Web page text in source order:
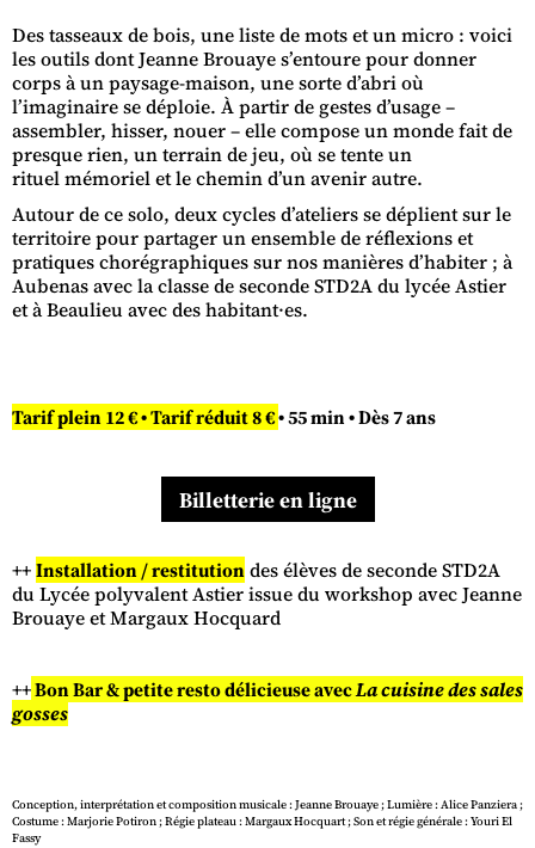
Des tasseaux de bois, une liste de mots et un micro : voici
les outils dont Jeanne Brouaye s’entoure pour donner
corps à un paysage-maison, une sorte d’abri où
l’imaginaire se déploie. À partir de gestes d’usage –
assembler, hisser, nouer – elle compose un monde fait de
presque rien, un terrain de jeu, où se tente un
rituel mémoriel et le chemin d’un avenir autre.
Autour de ce solo, deux cycles d’ateliers se déplient sur le
territoire pour partager un ensemble de réflexions et
pratiques chorégraphiques sur nos manières d’habiter ; à
Aubenas avec la classe de seconde STD2A du lycée Astier
et à Beaulieu avec des habitant·es.
Tarif plein 12 € • Tarif réduit 8 €• 55 min • Dès 7 ans
Billetterie en ligne
++Installation / restitutiondes élèves de seconde STD2A
du Lycée polyvalent Astier issue du workshop avec Jeanne
Brouaye et Margaux Hocquard
++Bon Bar & petite resto délicieuse avecLa cuisine des sales
gosses
Conception, interprétation et composition musicale : Jeanne Brouaye ; Lumière : Alice Panziera ;
Costume : Marjorie Potiron ; Régie plateau : Margaux Hocquart ; Son et régie générale : Youri El
Fassy